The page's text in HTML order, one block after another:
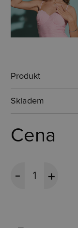
Produkt
Skladem
Cena